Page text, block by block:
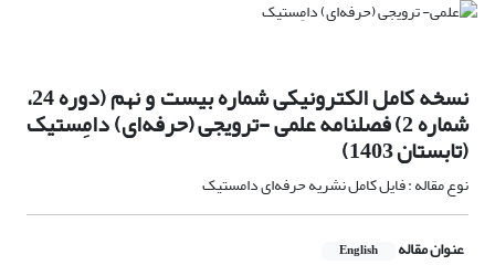
نسخه کامل الکترونیکی شماره بیست و نهم (دوره 24،
شماره 2) فصلنامه علمی -ترویجی (حرفه‌ای) دامِستیک
(تابستان 1403)
نوع مقاله : فایل کامل نشریه حرفه‌ای دامستیک
عنوان مقاله English